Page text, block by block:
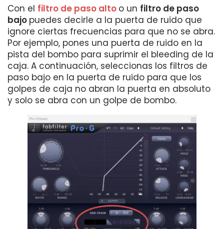
Con el filtro de paso alto o un filtro de paso
bajo puedes decirle a la puerta de ruido que
ignore ciertas frecuencias para que no se abra.
Por ejemplo, pones una puerta de ruido en la
pista del bombo para suprimir el bleeding de la
caja. A continuación, seleccionas los filtros de
paso bajo en la puerta de ruido para que los
golpes de caja no abran la puerta en absoluto
y solo se abra con un golpe de bombo.